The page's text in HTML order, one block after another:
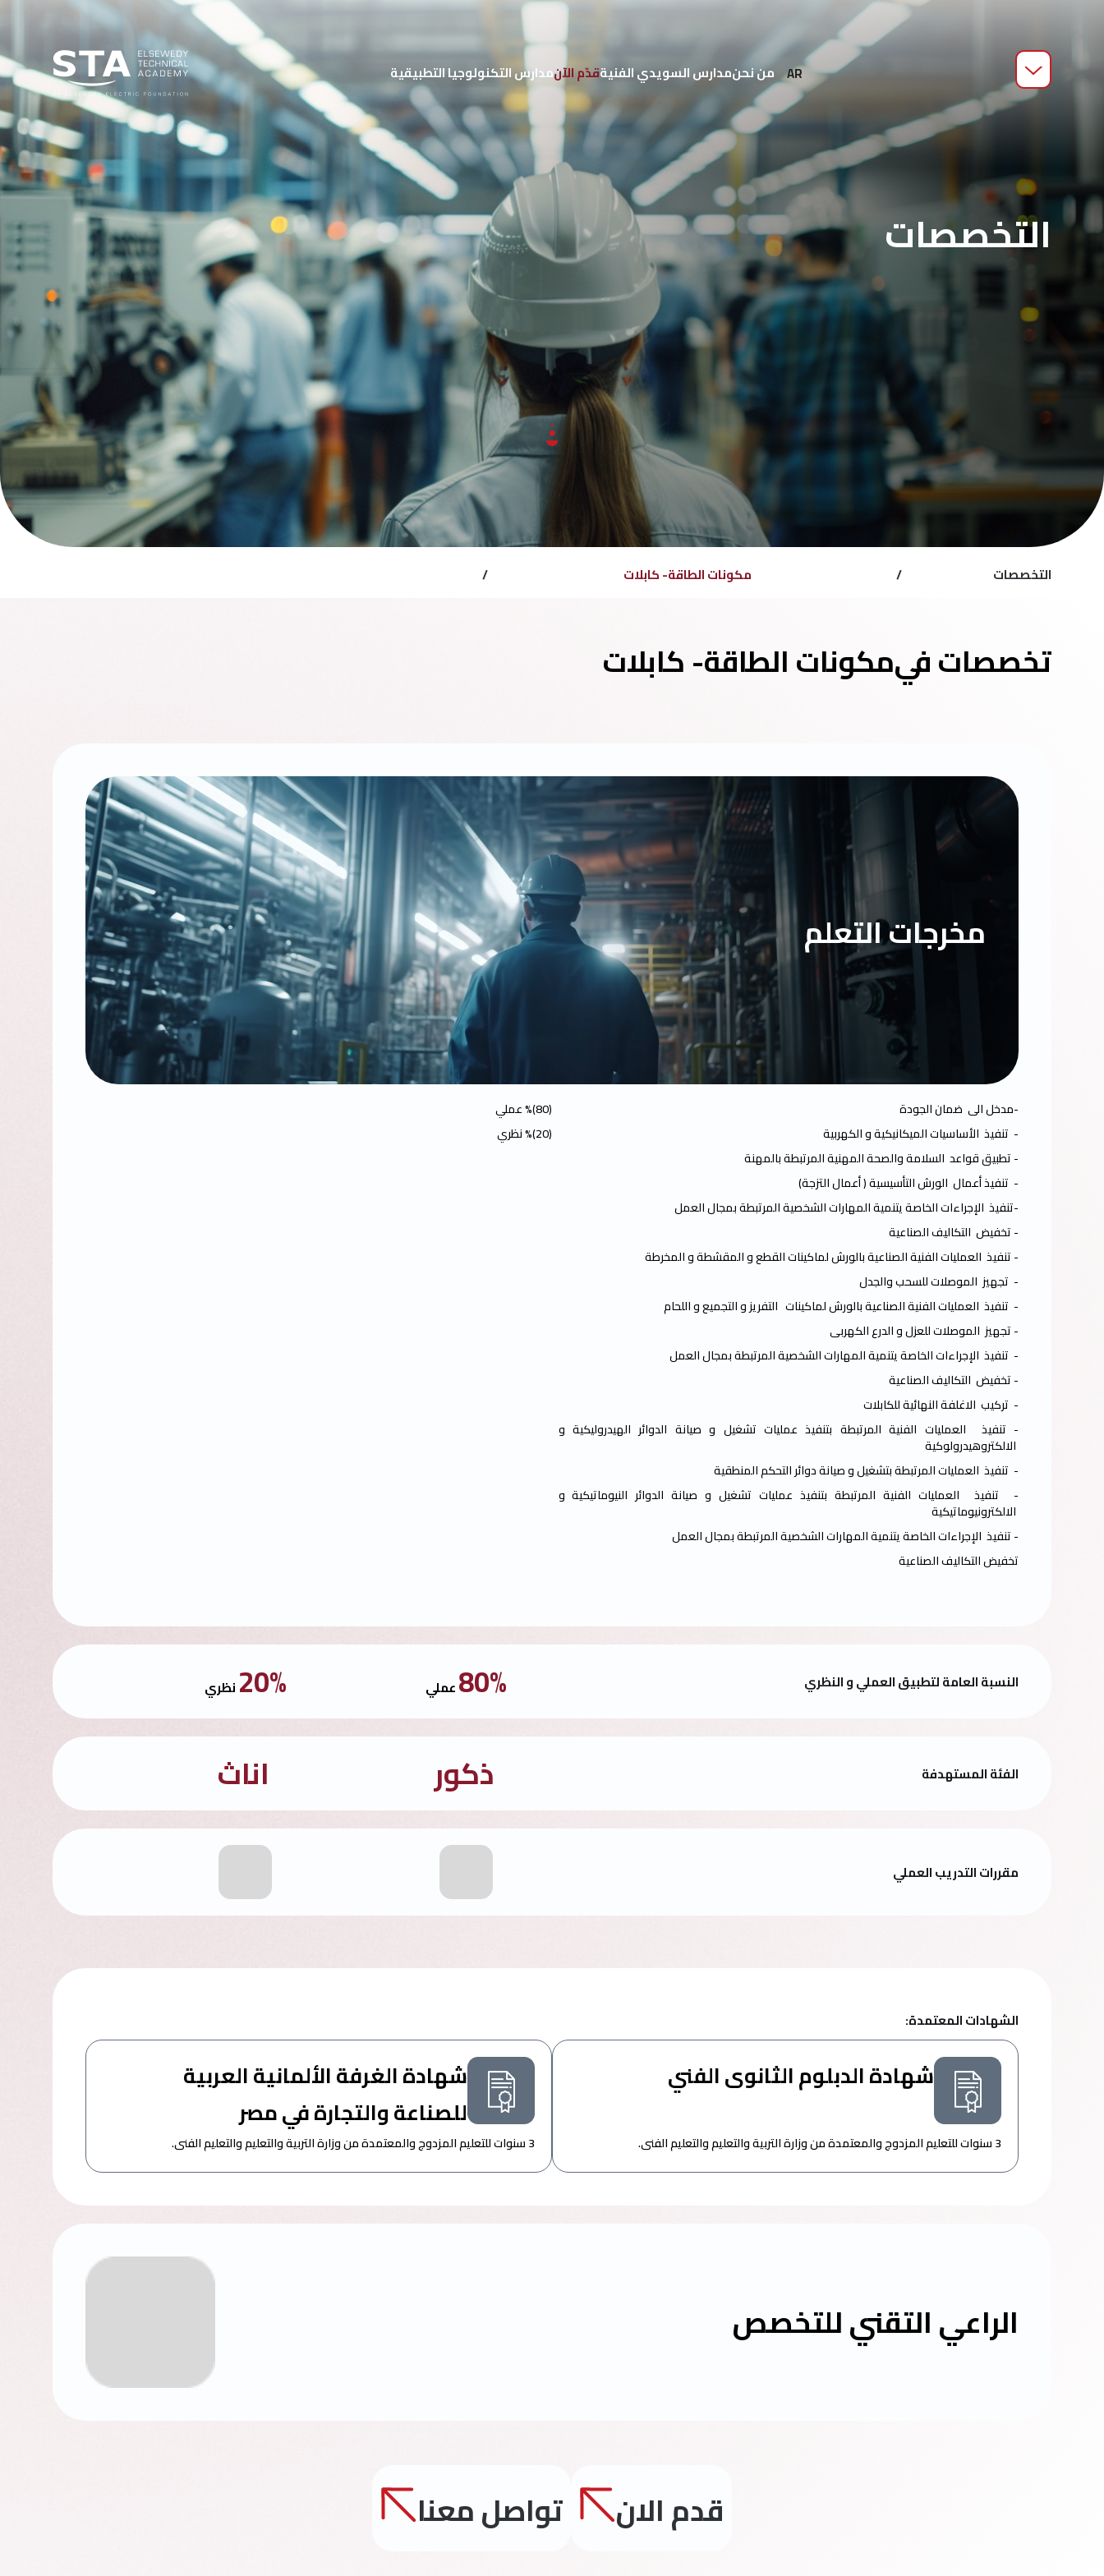
AR من نحنمدارس السويدي الفنيةقدّم الآنمدارس التكنولوجيا التطبيقية
التخصصات
التخصصات / مكونات الطاقة- كابلات /
تخصصات فيمكونات الطاقة- كابلات
مخرجات التعلم
-مدخل الى ضمان الجودة
- تنفيذ الأساسيات الميكانيكية و الكهربية
- تطبيق قواعد السلامة والصحة المهنية المرتبطة بالمهنة
- تنفيذ أعمال الورش التأسيسية ( أعمال التزجة)
-تنفيذ الإجراءات الخاصة يتنمية المهارات الشخصية المرتبطة بمجال العمل
- تخفيض التكاليف الصناعية
- تنفيذ العمليات الفنية الصناعية بالورش لماكينات القطع و المقشطة و المخرطة
- تجهيز الموصلات للسحب والجدل
- تنفيذ العمليات الفنية الصناعية بالورش لماكينات التفريز و التجميع و اللحام
- تجهيز الموصلات للعزل و الدرع الكهربى
- تنفيذ الإجراءات الخاصة يتنمية المهارات الشخصية المرتبطة بمجال العمل
- تخفيض التكاليف الصناعية
- تركيب الاغلفة النهائية للكابلات
- تنفيذ العمليات الفنية المرتبطة بتنفيذ عمليات تشغيل و صيانة الدوائر الهيدروليكية و
الالكتروهيدرولوكية
- تنفيذ العمليات المرتبطة بتشغيل و صيانة دوائر التحكم المنطقية
- تنفيذ العمليات الفنية المرتبطة بتنفيذ عمليات تشغيل و صيانة الدوائر النيوماتيكية و
الالكترونيوماتيكية
- تنفيذ الإجراءات الخاصة يتنمية المهارات الشخصية المرتبطة بمجال العمل
تخفيض التكاليف الصناعية
(80)% عملي
(20)% نظري
النسبة العامة لتطبيق العملي و النظري 80%عملي 20% نظري
الفئة المستهدفة ذكور اناث
مقررات التدريب العملي
الشهادات المعتمدة:
شهادة الدبلوم الثانوى الفني
3 سنوات للتعليم المزدوج والمعتمدة من وزارة التربية والتعليم والتعليم الفنى.
شهادة الغرفة الألمانية العربية
للصناعة والتجارة في مصر
3 سنوات للتعليم المزدوج والمعتمدة من وزارة التربية والتعليم والتعليم الفنى.
الراعي التقني للتخصص
قدم الان تواصل معنا